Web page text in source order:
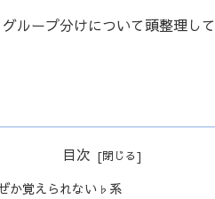
ループ分けについて頭整理し
目次
か覚えられない♭系